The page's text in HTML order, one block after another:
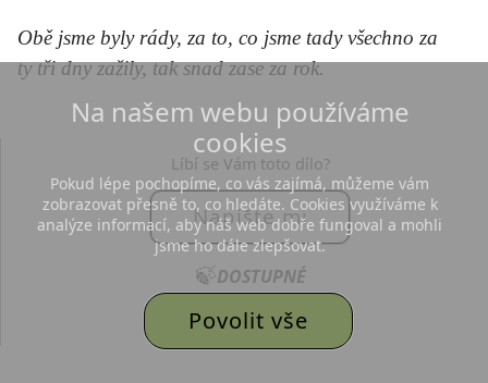
Obě jsme byly rády, za to, co jsme tady všechno za
ty tři dny zažily, tak snad zase za rok.
Líbí se Vám toto dílo?
Napište mi
🍃 DOSTUPNÉ
Piš, moc ráda na všechny
tvoje vzkazy odpovím!
Na našem webu používáme
cookies
Pokud lépe pochopíme, co vás zajímá, můžeme vám
zobrazovat přesně to, co hledáte. Cookies využíváme k
analýze informací, aby náš web dobře fungoval a mohli
jsme ho dále zlepšovat.
Povolit vše